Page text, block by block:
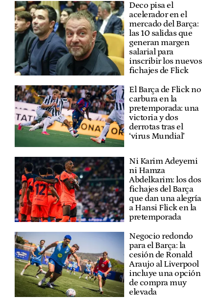
Deco pisa el
acelerador en el
mercado del Barça:
las 10 salidas que
generan margen
salarial para
inscribir los nuevos
fichajes de Flick
El Barça de Flick no
carbura en la
pretemporada: una
victoria y dos
derrotas tras el
‘virus Mundial’
Ni Karim Adeyemi
ni Hamza
Abdelkarim: los dos
fichajes del Barça
que dan una alegría
a Hansi Flick en la
pretemporada
Negocio redondo
para el Barça: la
cesión de Ronald
Araujo al Liverpool
incluye una opción
de compra muy
elevada